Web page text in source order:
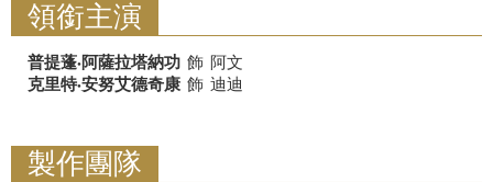
領銜主演
普提蓬·阿薩拉塔納功 飾 阿文
克里特·安努艾德奇康 飾 迪迪
製作團隊